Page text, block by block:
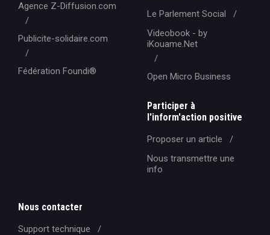
Agence Z-Diffusion.com
Publicite-solidaire.com
Fédération Foundi®️
Le Parlement Social
Videobook - by
iKouame.Net
Open Micro Business
Participer à
l'inform'action positive
Proposer un article
Nous transmettre une
info
Nous contacter
Support technique